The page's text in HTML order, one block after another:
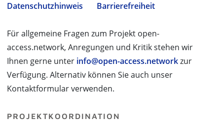
Datenschutzhinweis
Barrierefreiheit
Für allgemeine Fragen zum Projekt open-
access.network, Anregungen und Kritik stehen wir
Ihnen gerne unter info@open-access.networkzur
Verfügung. Alternativ können Sie auch unser
Kontaktformular verwenden.
PROJEKTKOORDINATION